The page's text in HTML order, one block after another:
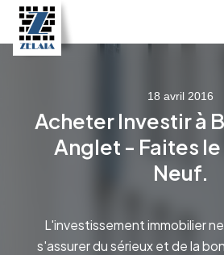
Acheter Investir à
Anglet - Faites
Neuf.
18 avril 2016
L'investissement immobilier
s'assurer du sérieux et de la